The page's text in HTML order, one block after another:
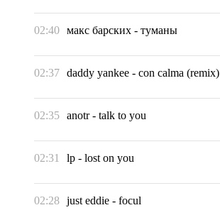
02:40 макс барских - туманы
02:37 daddy yankee - con calma (remix)
02:35 anotr- talk to you
02:31 lp - lost on you
02:28 just eddie - focul